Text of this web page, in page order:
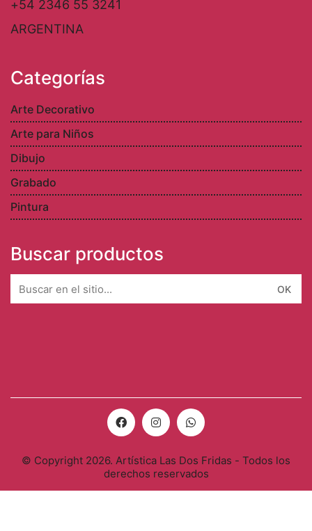
+54 2346 55 3241
ARGENTINA
Categorías
Arte Decorativo
Arte para Niños
Dibujo
Grabado
Pintura
Buscar productos
for:
© Copyright 2026. Artística Las Dos Fridas - Todos los
derechos reservados